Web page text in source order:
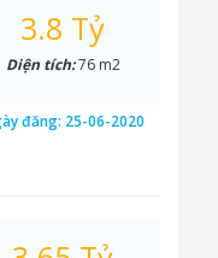
3.8 Tỷ
Diện tích:76 m2
đăng: 25-06-2020